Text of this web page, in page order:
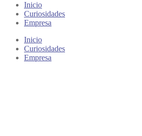
Inicio
Curiosidades
Empresa
Inicio
Curiosidades
Empresa